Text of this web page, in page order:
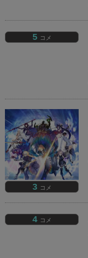
5 コメ
3 コメ
4 コメ